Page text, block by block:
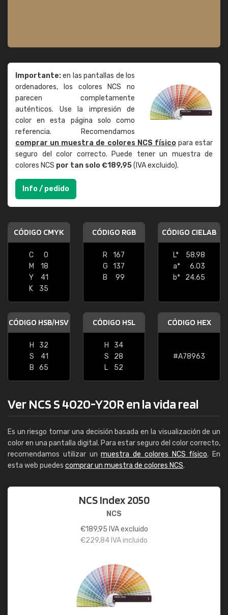
Importante:en las pantallas de los
ordenadores, los colores NCS no
parecen completamente
auténticos. Use la impresión de
color en esta página solo como
referencia. Recomendamos
comprar un muestra de colores NCS físicopara estar
seguro del color correcto. Puede tener un muestra de
colores NCS por tan solo €189,95(IVA excluido).
Info / pedido
CÓDIGO CMYK
C
0
M
18
Y
41
K
35
CÓDIGO RGB
R
167
G
137
B
99
CÓDIGO CIELAB
L*
58.98
a*
6.03
b*
24.65
CÓDIGO HSB/HSV
H
32
S
41
B
65
CÓDIGO HSL
H
34
S
28
L
52
CÓDIGO HEX
#A78963
Ver NCS S 4020-Y20R en la vida real
Es un riesgo tomar una decisión basada en la visualización de un
color en una pantalla digital. Para estar seguro del color correcto,
recomendamos utilizar unmuestra de colores NCS físico. En
esta web puedes comprar un muestra de colores NCS.
NCS Index 2050
NCS
€189,95 IVA excluido
€229,84 IVA incluido